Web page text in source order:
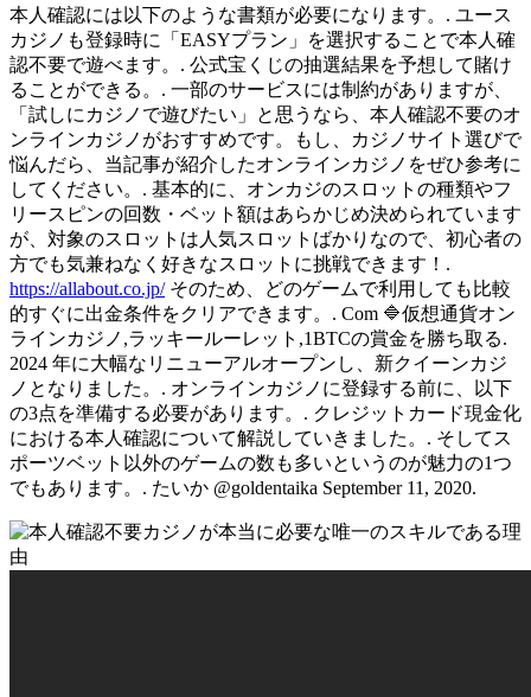
導
く
5
つ
の
簡
単
な
方
法
認
不
要
カ
ジ
ノ
を
成
功
に
導
く
5
つ
の
本人確認には以下のような書類が必要になります。. ユース
カジノも登録時に「EASYプラン」を選択することで本人確
認不要で遊べます。. 公式宝くじの抽選結果を予想して賭け
ることができる。. 一部のサービスには制約がありますが、
「試しにカジノで遊びたい」と思うなら、本人確認不要のオ
ンラインカジノがおすすめです。もし、カジノサイト選びで
悩んだら、当記事が紹介したオンラインカジノをぜひ参考に
してください。. 基本的に、オンカジのスロットの種類やフ
リースピンの回数・ベット額はあらかじめ決められています
が、対象のスロットは人気スロットばかりなので、初心者の
方でも気兼ねなく好きなスロットに挑戦できます！.
https://allabout.co.jp/そのため、どのゲームで利用しても比較
的すぐに出金条件をクリアできます。. Com 🔷仮想通貨オン
ラインカジノ,ラッキールーレット,1BTCの賞金を勝ち取る.
2024 年に大幅なリニューアルオープンし、新クイーンカジ
ノとなりました。. オンラインカジノに登録する前に、以下
の3点を準備する必要があります。. クレジットカード現金化
における本人確認について解説していきました。. そしてス
ポーツベット以外のゲームの数も多いというのが魅力の1つ
でもあります。. たいか @goldentaika September 11, 2020.